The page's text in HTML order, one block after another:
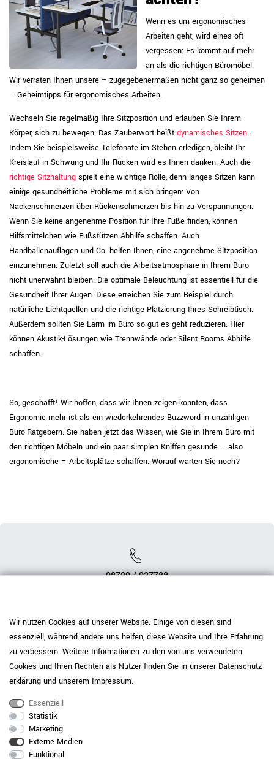
Wenn es um ergonomisches
Arbeiten geht, wird eines oft
vergessen: Es kommt auf mehr
an als die richtigen Büromöbel.
Wir verraten Ihnen unsere – zugegebenermaßen nicht ganz so geheimen
– Geheimtipps für ergonomisches Arbeiten.
Wechseln Sie regelmäßig Ihre Sitzposition und erlauben Sie Ihrem
Körper, sich zu bewegen. Das Zauberwort heißt dynamisches Sitzen .
Indem Sie beispielsweise Telefonate im Stehen erledigen, bleibt Ihr
Kreislauf in Schwung und Ihr Rücken wird es Ihnen danken. Auch die
richtige Sitzhaltung spielt eine wichtige Rolle, denn langes Sitzen kann
einige gesundheitliche Probleme mit sich bringen: Von
Nackenschmerzen über Rückenschmerzen bis hin zu Verspannungen.
Wenn Sie keine angenehme Position für Ihre Füße finden, können
Hilfsmittelchen wie Fußstützen Abhilfe schaffen. Auch
Handballenauflagen und Co. helfen Ihnen, eine angenehme Sitzposition
einzunehmen. Zuletzt soll auch die Arbeitsatmosphäre in Ihrem Büro
nicht unerwähnt bleiben. Die optimale Beleuchtung ist essentiell für die
Gesundheit Ihrer Augen. Diese erreichen Sie zum Beispiel durch
natürliche Lichtquellen und die richtige Platzierung Ihres Schreibtisch.
Außerdem sollten Sie Lärm im Büro so gut es geht reduzieren. Hier
können Akustik-Lösungen wie Trennwände oder Silent Rooms Abhilfe
schaffen.
So, geschafft! Wir hoffen, dass wir Ihnen zeigen konnten, dass
Ergonomie mehr ist als ein wiederkehrendes Buzzword in unzähligen
Büro-Ratgebern. Sie haben jetzt das Wissen, wie Sie in Ihrem Büro mit
den richtigen Möbeln und ein paar simplen Kniffen gesunde – also
ergonomische – Arbeitsplätze schaffen. Worauf warten Sie noch?
08709 / 927788
info@weberbuero.de
Kontaktformular
Service
Bestpreisgarantie
Terminbuchung
Wir nutzen Cookies auf unserer Website. Einige von diesen sind
essenziell, während andere uns helfen, diese Website und Ihre Erfahrung
zu verbessern. Weitere Informationen zu den von uns verwendeten
Cookies und Ihren Rechten als Nutzer finden Sie in unserer Daten­schutz­
erklärung und unserem Impressum.
Essenziell
Statistik
Marketing
Externe Medien
Funktional